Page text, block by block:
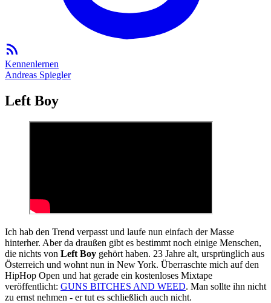
Kennenlernen
Andreas Spiegler
Left Boy
Ich hab den Trend verpasst und laufe nun einfach der Masse
hinterher. Aber da draußen gibt es bestimmt noch einige Menschen,
die nichts von Left Boy gehört haben. 23 Jahre alt, ursprünglich aus
Österreich und wohnt nun in New York. Überraschte mich auf den
HipHop Open und hat gerade ein kostenloses Mixtape
veröffentlicht: GUNS BITCHES AND WEED. Man sollte ihn nicht
zu ernst nehmen - er tut es schließlich auch nicht.